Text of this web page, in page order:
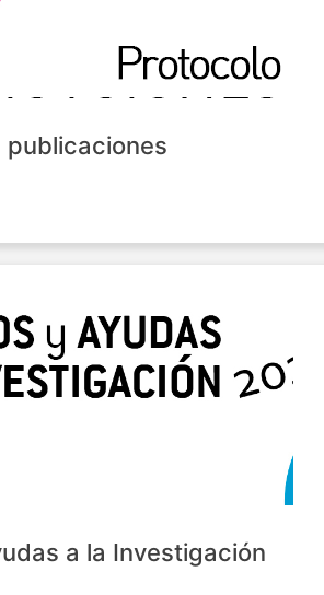
publicaciones
a la Investigación